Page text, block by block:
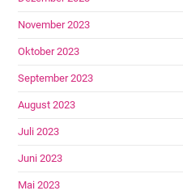
November 2023
Oktober 2023
September 2023
August 2023
Juli 2023
Juni 2023
Mai 2023